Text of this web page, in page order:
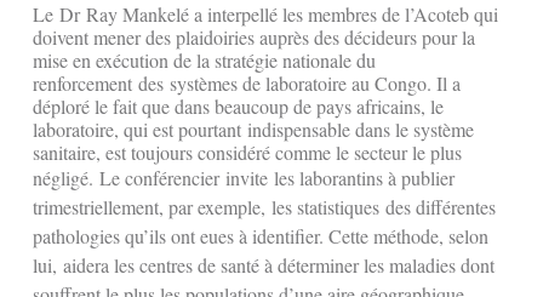
Le Dr Ray Mankelé a interpellé les membres de l’Acoteb qui
doivent mener des plaidoiries auprès des décideurs pour la
mise en exécution de la stratégie nationale du
renforcement des systèmes de laboratoire au Congo. Il a
déploré le fait que dans beaucoup de pays africains, le
laboratoire, qui est pourtant indispensable dans le système
sanitaire, est toujours considéré comme le secteur le plus
négligé. Le conférencierinvite les laborantins à publier
trimestriellement, par exemple, les statistiques des différentes
pathologies qu’ils ont eues à identifier. Cette méthode, selon
lui, aidera les centres de santé à déterminer les maladies dont